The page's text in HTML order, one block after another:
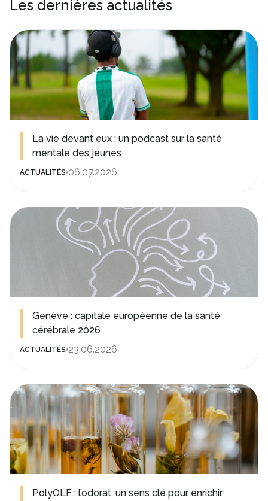
Les dernières actualités
La vie devant eux : un podcast sur la santé
mentale des jeunes
ACTUALITÉS 06.07.2026
Genève : capitale européenne de la santé
cérébrale 2026
ACTUALITÉS 23.06.2026
PolyOLF : l’odorat, un sens clé pour enrichir